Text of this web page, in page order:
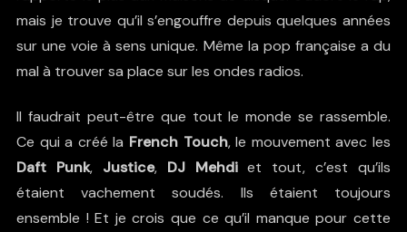
mais je trouve qu’il s’engouffre depuis quelques années
sur une voie à sens unique. Même la pop française a du
mal à trouver sa place sur les ondes radios.
Il faudrait peut-être que tout le monde se rassemble.
Ce qui a créé la French Touch, le mouvement avec les
Daft Punk, Justice, DJ Mehdiet tout, c’est qu’ils
étaient vachement soudés. Ils étaient toujours
ensemble ! Et je crois que ce qu’il manque pour cette